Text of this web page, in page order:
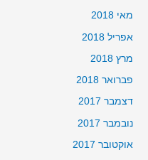
מאי 2018
אפריל 2018
מרץ 2018
פברואר 2018
דצמבר 2017
נובמבר 2017
אוקטובר 2017